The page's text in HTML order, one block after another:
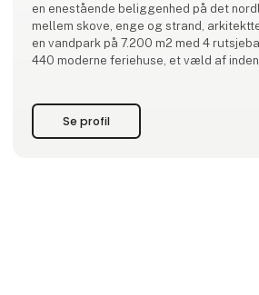
en enestående beliggenhed på det
mellem skove, enge og strand,
en vandpark på 7.200 m2 med 4
440 moderne feriehuse, et væld af
standarder for ferier i Danma
Se profil